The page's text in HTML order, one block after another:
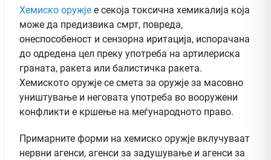
Хемиско оружје е секоја токсична хемикалија која
може да предизвика смрт, повреда,
онеспособеност и сензорна иритација, испорачана
до одредена цел преку употреба на артилериска
граната, ракета или балистичка ракета.
Хемиското оружје се смета за оружје за масовно
уништување и неговата употреба во вооружени
конфликти е кршење на меѓународното право.
Примарните форми на хемиско оружје вклучуваат
нервни агенси, агенси за задушување и агенси за